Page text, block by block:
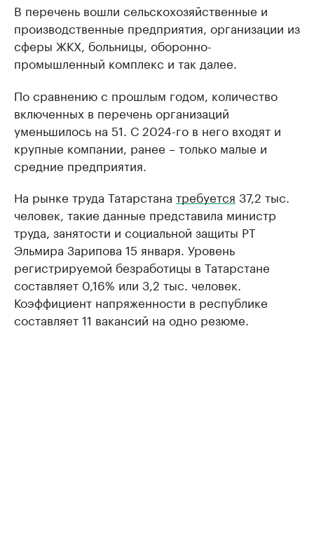
В перечень вошли сельскохозяйственные и
производственные предприятия, организации из
сферы ЖКХ, больницы, оборонно-
промышленный комплекс и так далее.
По сравнению с прошлым годом, количество
включенных в перечень организаций
уменьшилось на 51. С 2024-го в него входят и
крупные компании, ранее – только малые и
средние предприятия.
На рынке труда Татарстана требуется 37,2 тыс.
человек, такие данные представила министр
труда, занятости и социальной защиты РТ
Эльмира Зарипова 15 января. Уровень
регистрируемой безработицы в Татарстане
составляет 0,16% или 3,2 тыс. человек.
Коэффициент напряженности в республике
составляет 11 вакансий на одно резюме.